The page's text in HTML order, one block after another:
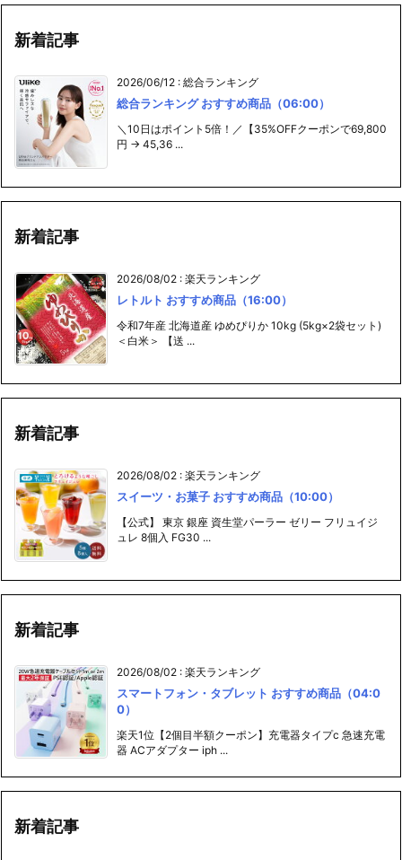
新着記事
2026/06/12 : 総合ランキング
総合ランキング おすすめ商品（06:00）
＼10日はポイント5倍！／【35%OFFクーポンで69,800
円 → 45,36 ...
新着記事
2026/08/02 : 楽天ランキング
レトルト おすすめ商品（16:00）
令和7年産 北海道産 ゆめぴりか 10kg (5kg×2袋セット)
＜白米＞ 【送 ...
新着記事
2026/08/02 : 楽天ランキング
スイーツ・お菓子 おすすめ商品（10:00）
【公式】 東京 銀座 資生堂パーラー ゼリー フリュイジ
ュレ 8個入 FG30 ...
新着記事
2026/08/02 : 楽天ランキング
スマートフォン・タブレット おすすめ商品（04:0
0）
楽天1位【2個目半額クーポン】充電器タイプc 急速充電
器 ACアダプター iph ...
新着記事